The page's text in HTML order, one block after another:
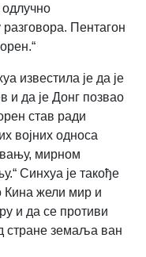
одлучно
Пентагон
известила је да је
и да је Донг позвао
став ради
војних односа
мирном
Синхуа је такође
Кина жели мир и
и да се противи
стране земаља ван